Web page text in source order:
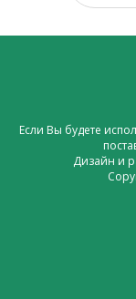
Если Вы будете
Дизайн и